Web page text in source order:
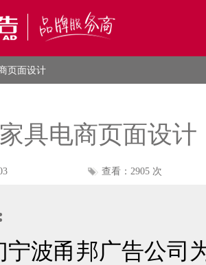
页面设计
具电商页面设计
查看：2905 次
宁波甬邦广告公司